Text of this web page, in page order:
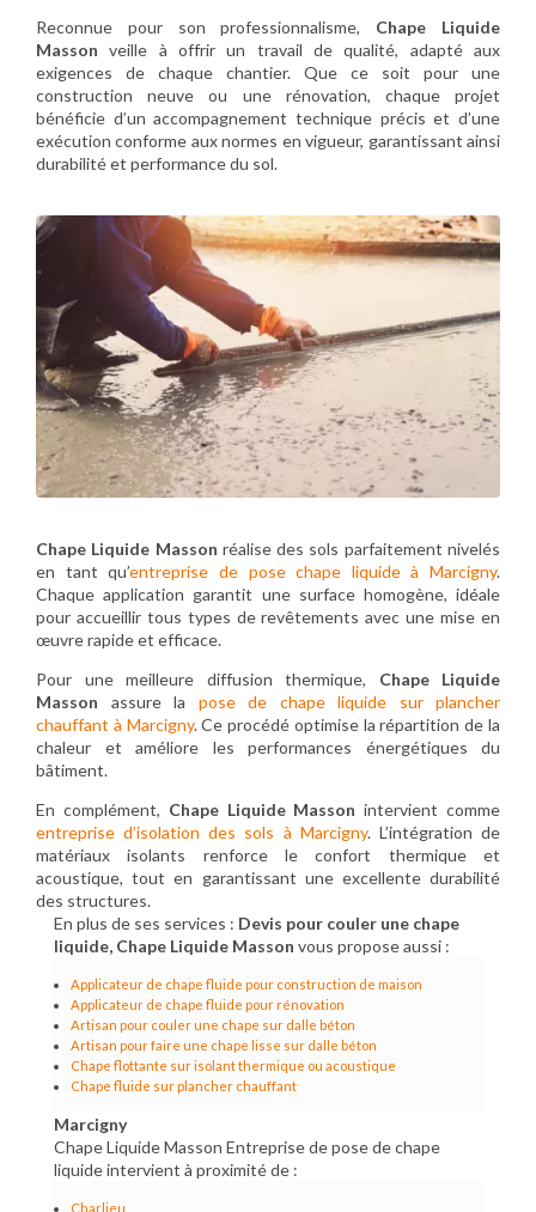
Reconnue pour son professionnalisme, Chape Liquide
Masson veille à offrir un travail de qualité, adapté aux
exigences de chaque chantier. Que ce soit pour une
construction neuve ou une rénovation, chaque projet
bénéficie d’un accompagnement technique précis et d’une
exécution conforme aux normes en vigueur, garantissant ainsi
durabilité et performance du sol.
Chape Liquide Masson réalise des sols parfaitement nivelés
en tant qu’entreprise de pose chape liquide à Marcigny.
Chaque application garantit une surface homogène, idéale
pour accueillir tous types de revêtements avec une mise en
œuvre rapide et efficace.
Pour une meilleure diffusion thermique, Chape Liquide
Masson assure la pose de chape liquide sur plancher
chauffant à Marcigny. Ce procédé optimise la répartition de la
chaleur et améliore les performances énergétiques du
bâtiment.
En complément, Chape Liquide Masson intervient comme
entreprise d’isolation des sols à Marcigny. L’intégration de
matériaux isolants renforce le confort thermique et
acoustique, tout en garantissant une excellente durabilité
des structures.
En plus de ses services : Devis pour couler une chape
liquide, Chape Liquide Masson vous propose aussi :
Applicateur de chape fluide pour construction de maison
Applicateur de chape fluide pour rénovation
Artisan pour couler une chape sur dalle béton
Artisan pour faire une chape lisse sur dalle béton
Chape flottante sur isolant thermique ou acoustique
Chape fluide sur plancher chauffant
Marcigny
Chape Liquide Masson Entreprise de pose de chape
liquide intervient à proximité de :
Charlieu